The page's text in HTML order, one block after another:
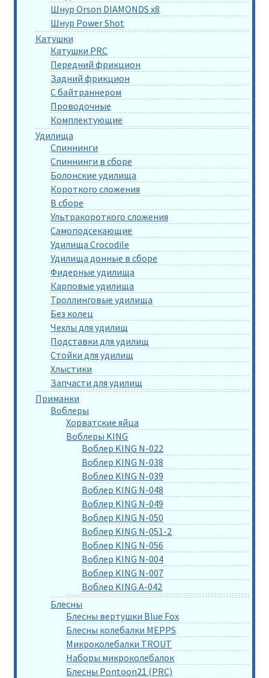
Шнур Orson DIAMONDS x8
Шнур Power Shot
Катушки
Катушки PRC
Передний фрикцион
Задний фрикцион
С байтраннером
Проводочные
Комплектующие
Удилища
Спиннинги
Спиннинги в сборе
Болонские удилища
Короткого сложения
В сборе
Ультракороткого сложения
Самоподсекающие
Удилища Crocodile
Удилища донные в сборе
Фидерные удилища
Карповые удилища
Троллинговые удилища
Без колец
Чехлы для удилищ
Подставки для удилищ
Стойки для удилищ
Хлыстики
Запчасти для удилищ
Приманки
Воблеры
Хорватские яйца
Воблеры KING
Воблер KING N-022
Воблер KING N-038
Воблер KING N-039
Воблер KING N-048
Воблер KING N-049
Воблер KING N-050
Воблер KING N-051-2
Воблер KING N-056
Воблер KING N-004
Воблер KING N-007
Воблер KING A-042
Блесны
Блесны вертушки Blue Fox
Блесны колебалки MEPPS
Микроколебалки TROUT
Наборы микроколебалок
Блесны Pontoon21 (PRC)